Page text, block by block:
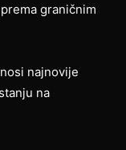
graničnim
najnovije
na